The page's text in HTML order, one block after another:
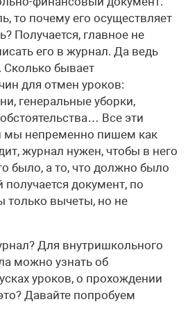
то почему его осуществляет
Получается, главное не
его в журнал. Да ведь
бывает
для отмен уроков:
генеральные уборки,
Все эти
мы непременно пишем как
журнал нужен, чтобы в него
было, а то, что должно было
документ, по
вычеты, но не
Для внутришкольного
можно узнать об
уроков, о прохождении
Давайте попробуем